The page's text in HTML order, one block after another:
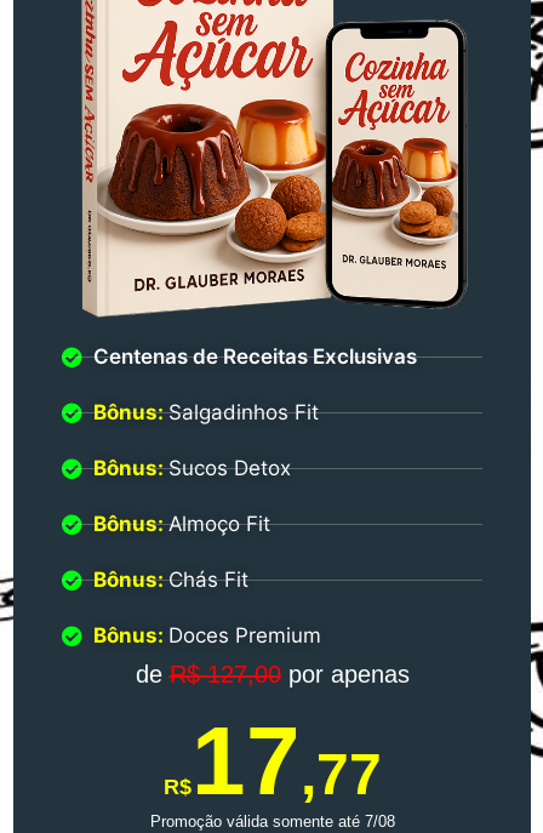
Centenas de Receitas Exclusivas
Bônus: Salgadinhos Fit
Bônus: Sucos Detox
Bônus: Almoço Fit
Bônus: Chás Fit
Bônus: Doces Premium
deR$ 127,00por apenas
R$17,77
Promoção válida somente até 7/08